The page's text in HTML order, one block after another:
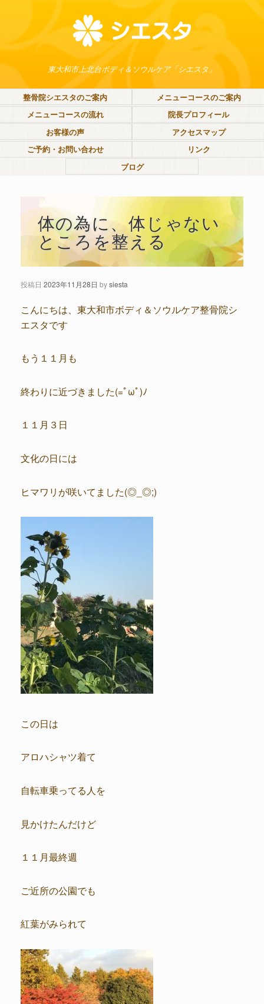
東大和市上北台ボディ＆ソウルケア「シエスタ」
整骨院シエスタのご案内
メニューコースのご案内
メニューコースの流れ
院長プロフィール
お客様の声
アクセスマップ
ご予約・お問い合わせ
リンク
ブログ
体の為に、体じゃない
ところを整える
投稿日 2023年11月28日 bysiesta
こんにちは、東大和市ボディ＆ソウルケア整骨院シ
エスタです
もう１１月も
終わりに近づきました(=ﾟωﾟ)ﾉ
１１月３日
文化の日には
ヒマワリが咲いてました(◎_◎;)
この日は
アロハシャツ着て
自転車乗ってる人を
見かけたんだけど
１１月最終週
ご近所の公園でも
紅葉がみられて